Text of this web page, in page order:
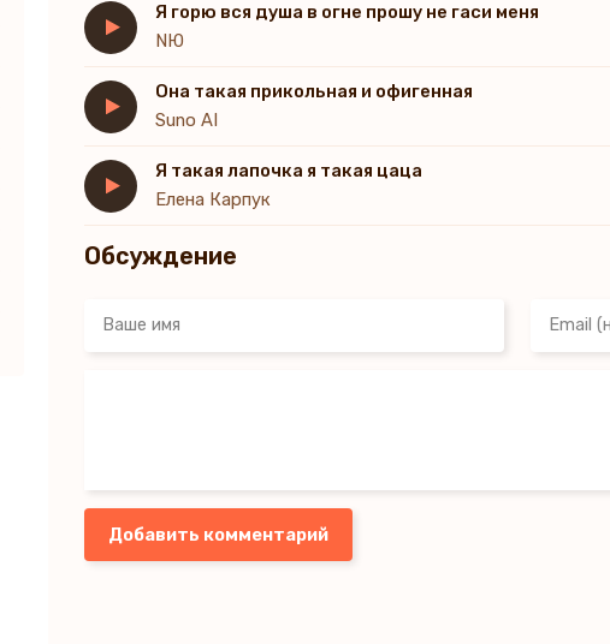
Я горю вся душа в огне прошу не гаси меня
NЮ
Она такая прикольная и офигенная
Suno AI
Я такая лапочка я такая цаца
Елена Карпук
Обсуждение
Добавить комментарий